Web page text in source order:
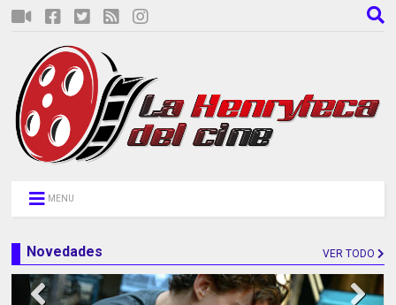
MENU
Novedades VER TODO